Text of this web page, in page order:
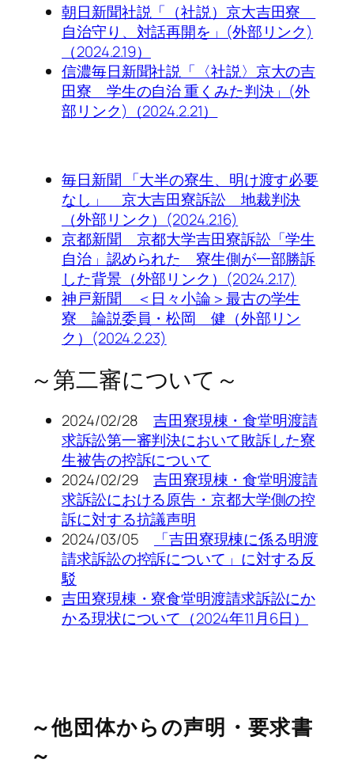
朝日新聞社説「（社説）京大吉田寮
自治守り、対話再開を」(外部リンク)
（2024.2.19）
信濃毎日新聞社説「〈社説〉京大の吉
田寮 学生の自治 重くみた判決」(外
部リンク)（2024.2.21）
毎日新聞 「大半の寮生、明け渡す必要
なし」 京大吉田寮訴訟 地裁判決
（外部リンク）(2024.2.16)
京都新聞 京都大学吉田寮訴訟「学生
自治」認められた 寮生側が一部勝訴
した背景（外部リンク）(2024.2.17)
神戸新聞 ＜日々小論＞最古の学生
寮 論説委員・松岡 健（外部リン
ク）(2024.2.23)
～第二審について～
2024/02/28 吉田寮現棟・食堂明渡請
求訴訟第一審判決において敗訴した寮
生被告の控訴について
2024/02/29 吉田寮現棟・食堂明渡請
求訴訟における原告・京都大学側の控
訴に対する抗議声明
2024/03/05
「吉田寮現棟に係る明渡
請求訴訟の控訴について」に対する反
駁
吉田寮現棟・寮食堂明渡請求訴訟にか
かる現状について（2024年11月6日）
～他団体からの声明・要求書
～